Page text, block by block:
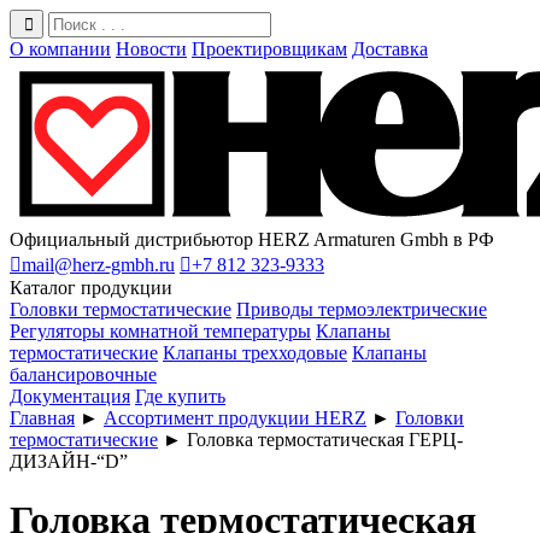
О компании Новости Проектировщикам Доставка
Официальный дистрибьютор HERZ Armaturen Gmbh в РФ
mail@herz-gmbh.ru +7 812 323-9333
Каталог продукции
Головки термостатические Приводы термоэлектрические
Регуляторы комнатной температуры Клапаны
термостатические Клапаны трехходовые Клапаны
балансировочные
Документация Где купить
Главная ► Ассортимент продукции HERZ ► Головки
термостатические ► Головка термостатическая ГЕРЦ-
ДИЗАЙН-“D”
Головка термостатическая